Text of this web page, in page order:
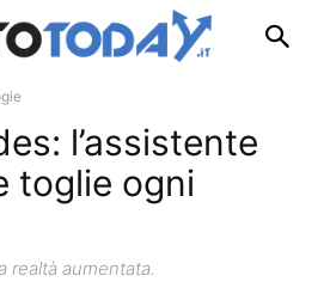
l’assistente
toglie ogni
realtà aumentata.